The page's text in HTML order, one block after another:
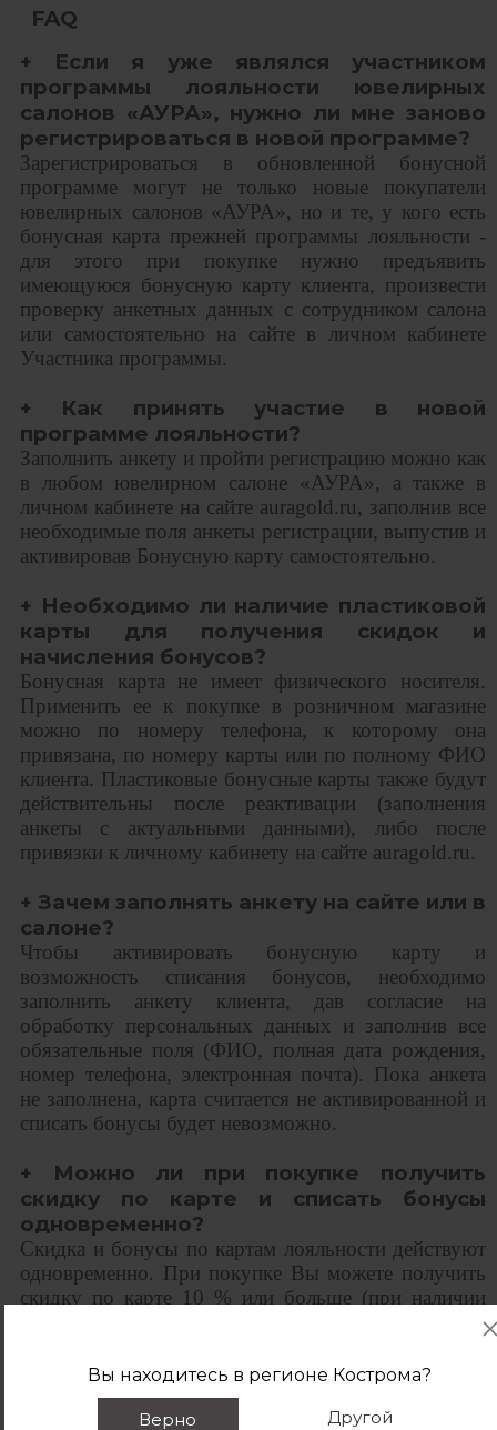
FAQ
+ Если я уже являлся участником
программы лояльности ювелирных
салонов «АУРА», нужно ли мне заново
регистрироваться в новой программе?
Зарегистрироваться в обновленной бонусной
программе могут не только новые покупатели
ювелирных салонов «АУРА», но и те, у кого есть
бонусная карта прежней программы лояльности -
для этого при покупке нужно предъявить
имеющуюся бонусную карту клиента, произвести
проверку анкетных данных с сотрудником салона
или самостоятельно на сайте в личном кабинете
Участника программы.
+ Как принять участие в новой
программе лояльности?
Заполнить анкету и пройти регистрацию можно как
в любом ювелирном салоне «АУРА», а также в
личном кабинете на сайте auragold.ru, заполнив все
необходимые поля анкеты регистрации, выпустив и
активировав Бонусную карту самостоятельно.
+ Необходимо ли наличие пластиковой
карты для получения скидок и
начисления бонусов?
Бонусная карта не имеет физического носителя.
Применить ее к покупке в розничном магазине
можно по номеру телефона, к которому она
привязана, по номеру карты или по полному ФИО
клиента. Пластиковые бонусные карты также будут
действительны после реактивации (заполнения
анкеты с актуальными данными), либо после
привязки к личному кабинету на сайте auragold.ru.
+ Зачем заполнять анкету на сайте или в
салоне?
Чтобы активировать бонусную карту и
возможность списания бонусов, необходимо
заполнить анкету клиента, дав согласие на
обработку персональных данных и заполнив все
обязательные поля (ФИО, полная дата рождения,
номер телефона, электронная почта). Пока анкета
не заполнена, карта считается не активированной и
списать бонусы будет невозможно.
+ Можно ли при покупке получить
скидку по карте и списать бонусы
одновременно?
Скидка и бонусы по картам лояльности действуют
одновременно. При покупке Вы можете получить
скидку по карте 10 % или больше (при наличии
специальных условий) и до 10 % оставшейся
наличии специальных условий).
+ За какие покупки начисляются
Вы находитесь в регионе Кострома?
Верно
Другой